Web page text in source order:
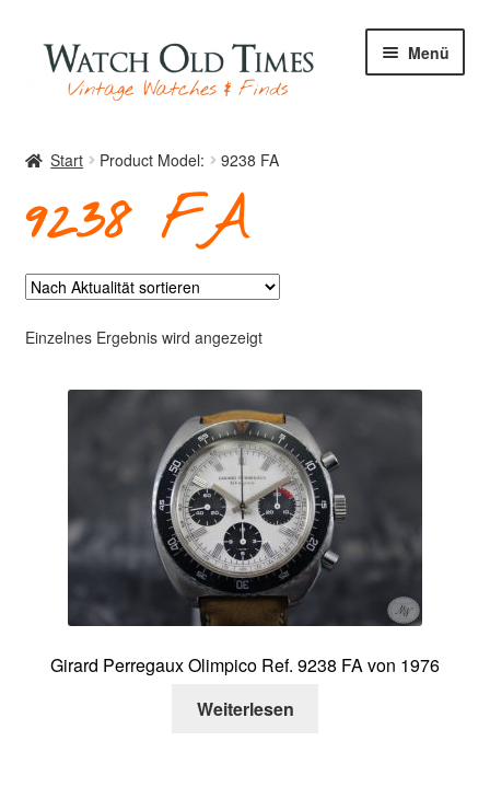
Zur
Navigation
springen
Zum
Inhalt
springen
Menü
Uhren
Über mich
Start Product Model: 9238 FA
9238 FA
Einzelnes Ergebnis wird angezeigt
Girard Perregaux Olimpico Ref. 9238 FA von 1976
Weiterlesen